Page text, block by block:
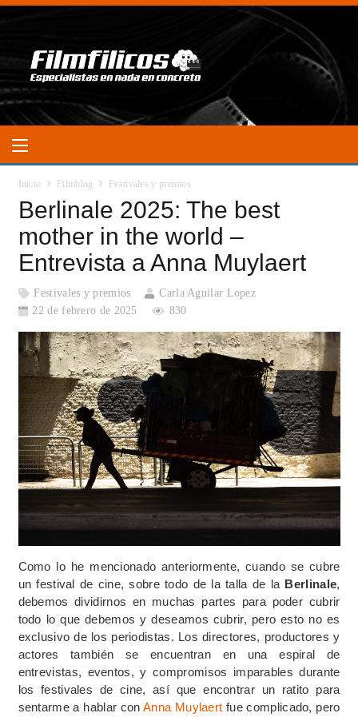
Inicio Filmblog Festivales y premios
Berlinale 2025: The best
mother in the world –
Entrevista a Anna Muylaert
Festivales y premios
Carla Aguilar Lopez
22 de febrero de 2025
830
Como lo he mencionado anteriormente, cuando se cubre
un festival de cine, sobre todo de la talla de la Berlinale,
debemos dividirnos en muchas partes para poder cubrir
todo lo que debemos y deseamos cubrir, pero esto no es
exclusivo de los periodistas. Los directores, productores y
actores también se encuentran en una espiral de
entrevistas, eventos, y compromisos imparables durante
los festivales de cine, así que encontrar un ratito para
sentarme a hablar conAnna Muylaert fue complicado, pero